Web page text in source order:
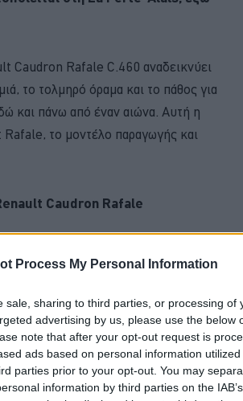
Process My Personal Information
sale, sharing to third parties, or processing of
advertising by us, please use the below
note that after your opt-out request is
ads based on personal information
parties prior to your opt-out. You may
information by third parties on the
Caudron Rafale C.460 αναδεικνύει
το τολμηρό όραμα και το πάθος για
και πάνω από έναν αιώνα. Αυτή η
το μοντέλο παραγωγής και
Caudron Rafale
Caudron Rafale C.460
Aéro Restauration Service (ARS)
Bruno Ducreux.
ΣΤΗΝ ΑUTECO